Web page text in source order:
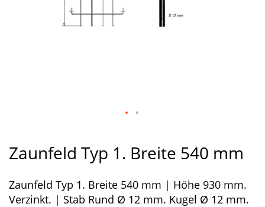
der
springen
Zaunfeld Typ 1. Breite 540 mm
Zaunfeld Typ 1. Breite 540 mm | Höhe 930 mm.
Verzinkt. | Stab Rund Ø 12 mm. Kugel Ø 12 mm.